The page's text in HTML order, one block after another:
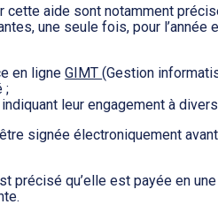
cette aide sont notamment
une seule fois, pour l’année
en ligneGIMT(Gestion
;
leur engagement à
signée électroniquement
précisé qu’elle est payée en